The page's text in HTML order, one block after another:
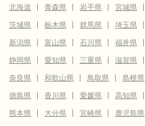
北海道 青森県 岩手県 宮城県
茨城県
栃木県 群馬県 埼玉県
新潟県
富山県 石川県 福井県
静岡県
愛知県 三重県 滋賀県
奈良県
和歌山県 鳥取県 島根県
徳島県
香川県 愛媛県 高知県
熊本県
大分県 宮崎県 鹿児島県